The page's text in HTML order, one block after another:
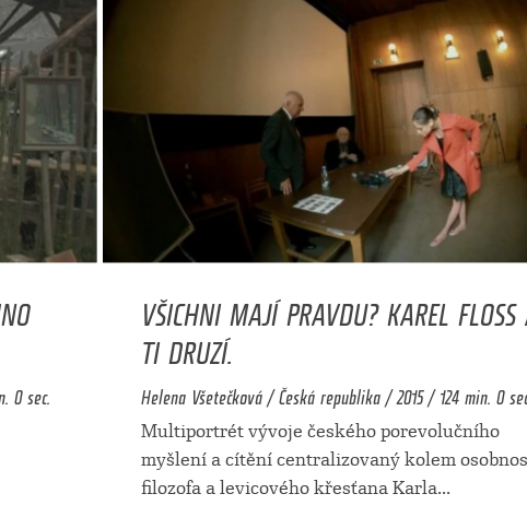
0 sec.
VŠICHNI MAJÍ PRAVDU? KAREL
TI DRUZÍ.
Helena Všetečková / Česká republika / 2015 / 124 min. 0
Multiportrét vývoje českého porevolučního
myšlení a cítění centralizovaný kolem
filozofa a levicového křesťana Karla...